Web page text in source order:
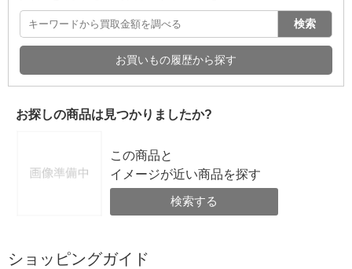
検索
お買いもの履歴から探す
お探しの商品は見つかりましたか?
この商品と
イメージが近い商品を探す
検索する
ショッピングガイド